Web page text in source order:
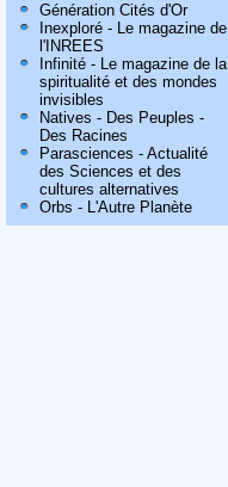
Génération Cités d'Or
Inexploré - Le magazine de
l'INREES
Infinité - Le magazine de la
spiritualité et des mondes
invisibles
Natives - Des Peuples -
Des Racines
Parasciences - Actualité
des Sciences et des
cultures alternatives
Orbs - L'Autre Planète